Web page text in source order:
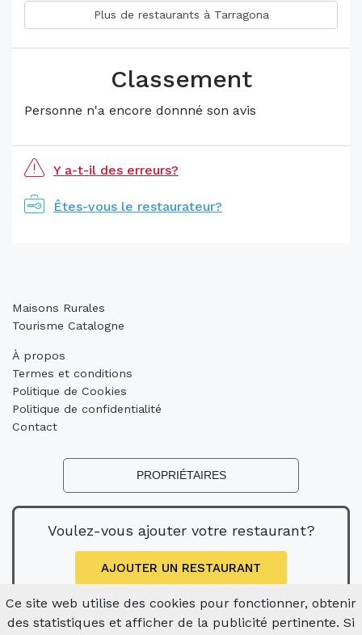
Plus de restaurants à Tarragona
Classement
Personne n'a encore donnné son avis
Y a-t-il des erreurs?
Êtes-vous le restaurateur?
Maisons Rurales
Tourisme Catalogne
À propos
Termes et conditions
Politique de Cookies
Politique de confidentialité
Contact
PROPRIÉTAIRES
Voulez-vous ajouter votre restaurant?
AJOUTER UN RESTAURANT
Ce site web utilise des cookies pour fonctionner, obtenir
des statistiques et afficher de la publicité pertinente. Si